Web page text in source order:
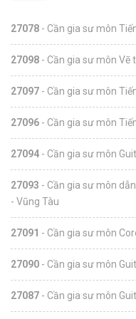
27078 - Cần gia sư môn
27098 - Cần gia sư môn Vẽ
27097 - Cần gia sư môn
27096 - Cần gia sư môn
27094 - Cần gia sư môn
27093 - Cần gia sư môn
- Vũng Tàu
27091 - Cần gia sư môn
27090 - Cần gia sư môn
27087 - Cần gia sư môn